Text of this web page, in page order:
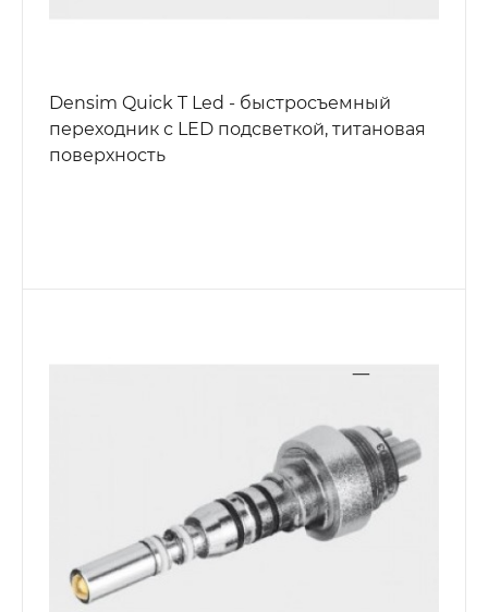
Densim Quick T Led - быстросъемный
переходник с LED подсветкой, титановая
поверхность